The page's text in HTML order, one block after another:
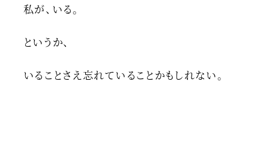
私が、いる。
というか、
いることさえ忘れていることかもしれない。